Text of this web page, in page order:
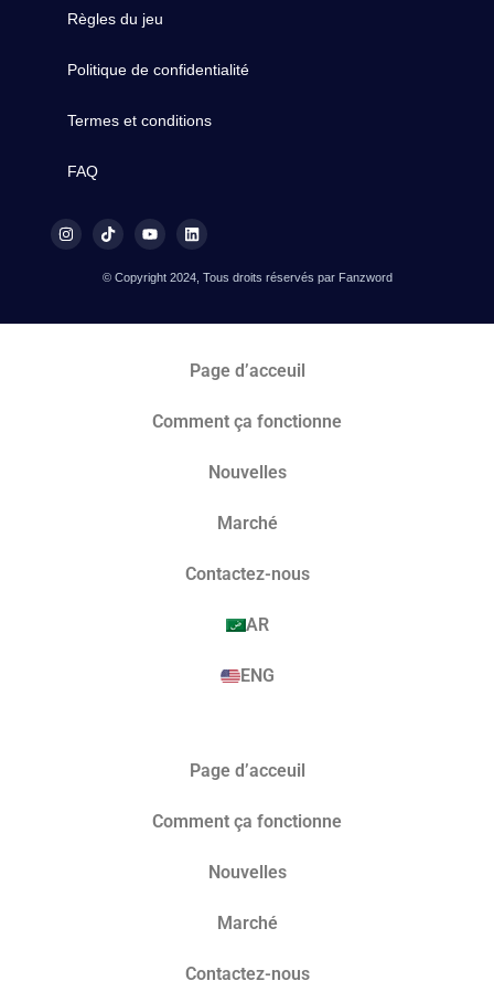
Règles du jeu
Politique de confidentialité
Termes et conditions
FAQ
© Copyright 2024, Tous droits réservés par Fanzword
Page d’acceuil
Comment ça fonctionne
Nouvelles
Marché​
Contactez-nous
AR
ENG
Page d’acceuil
Comment ça fonctionne
Nouvelles
Marché​
Contactez-nous